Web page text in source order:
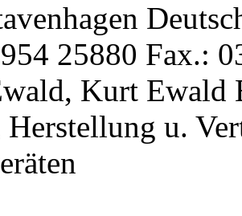
25880 Fax.:
Kurt Ewald
Herstellung u.